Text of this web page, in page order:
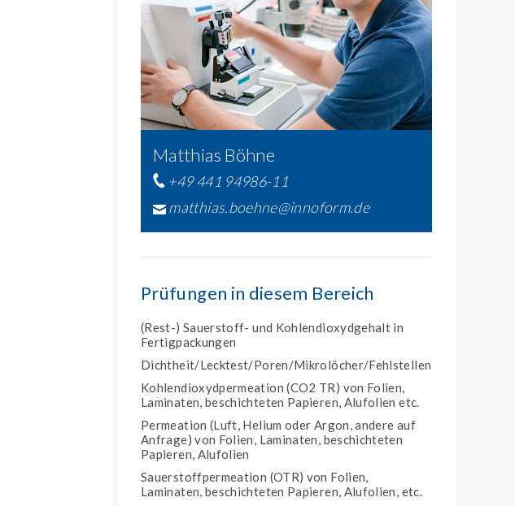
Matthias Böhne
+49 441 94986-11
matthias.boehne@innoform.de
Prüfungen in diesem Bereich
(Rest-) Sauerstoff- und Kohlendioxydgehalt in
Fertigpackungen
Dichtheit/Lecktest/Poren/Mikrolöcher/Fehlstellen
Kohlendioxydpermeation (CO2 TR) von Folien,
Laminaten, beschichteten Papieren, Alufolien etc.
Permeation (Luft, Helium oder Argon, andere auf
Anfrage) von Folien, Laminaten, beschichteten
Papieren, Alufolien
Sauerstoffpermeation (OTR) von Folien,
Laminaten, beschichteten Papieren, Alufolien, etc.